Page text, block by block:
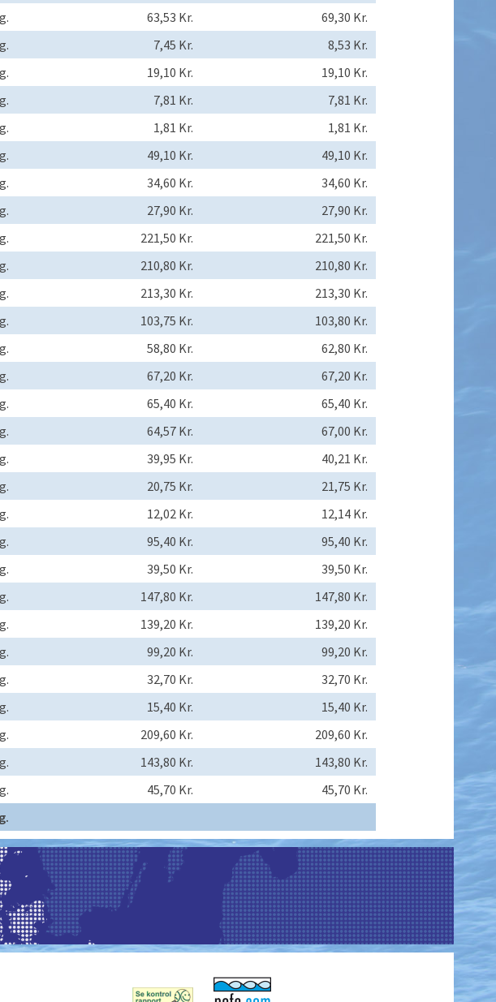
63,53 Kr.
69,30 Kr.
7,45 Kr.
8,53 Kr.
19,10 Kr.
19,10 Kr.
7,81 Kr.
7,81 Kr.
1,81 Kr.
1,81 Kr.
49,10 Kr.
49,10 Kr.
34,60 Kr.
34,60 Kr.
27,90 Kr.
27,90 Kr.
221,50 Kr.
221,50 Kr.
210,80 Kr.
210,80 Kr.
213,30 Kr.
213,30 Kr.
103,75 Kr.
103,80 Kr.
58,80 Kr.
62,80 Kr.
67,20 Kr.
67,20 Kr.
65,40 Kr.
65,40 Kr.
64,57 Kr.
67,00 Kr.
39,95 Kr.
40,21 Kr.
20,75 Kr.
21,75 Kr.
12,02 Kr.
12,14 Kr.
95,40 Kr.
95,40 Kr.
39,50 Kr.
39,50 Kr.
147,80 Kr.
147,80 Kr.
139,20 Kr.
139,20 Kr.
99,20 Kr.
99,20 Kr.
32,70 Kr.
32,70 Kr.
15,40 Kr.
15,40 Kr.
209,60 Kr.
209,60 Kr.
143,80 Kr.
143,80 Kr.
45,70 Kr.
45,70 Kr.